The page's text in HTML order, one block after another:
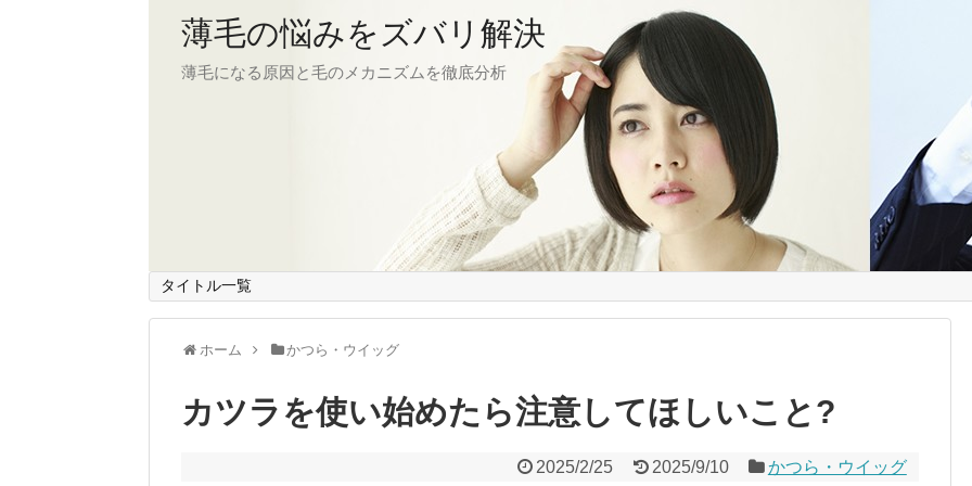
薄毛の悩みをズバリ解決
薄毛になる原因と毛のメカニズムを徹底分析
タイトル一覧
ホーム かつら・ウイッグ
カツラを使い始めたら注意してほしいこと?
2025/2/25 2025/9/10 かつら・ウイッグ